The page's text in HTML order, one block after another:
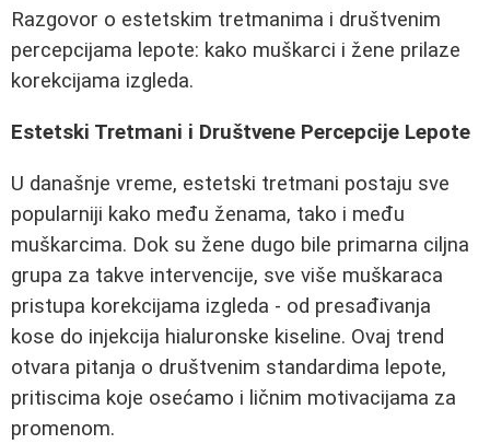
Razgovor o estetskim tretmanima i društvenim
percepcijama lepote: kako muškarci i žene prilaze
korekcijama izgleda.
Estetski Tretmani i Društvene Percepcije Lepote
U današnje vreme, estetski tretmani postaju sve
popularniji kako među ženama, tako i među
muškarcima. Dok su žene dugo bile primarna ciljna
grupa za takve intervencije, sve više muškaraca
pristupa korekcijama izgleda - od presađivanja
kose do injekcija hialuronske kiseline. Ovaj trend
otvara pitanja o društvenim standardima lepote,
pritiscima koje osećamo i ličnim motivacijama za
promenom.